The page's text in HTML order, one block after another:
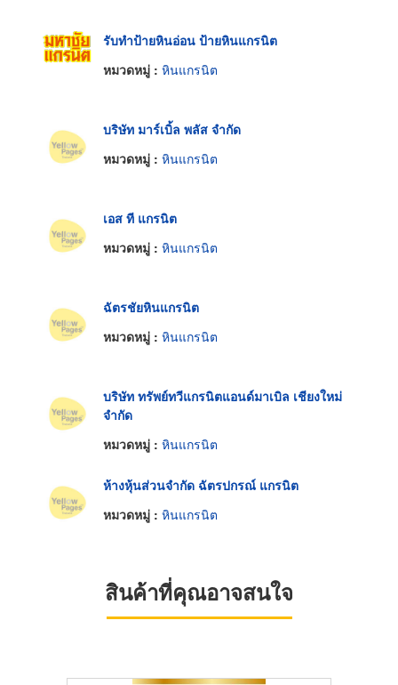
รับทำป้ายหินอ่อน ป้ายหินแกรนิต
หมวดหมู่ : หินแกรนิต
บริษัท มาร์เบิ้ล พลัส จำกัด
หมวดหมู่ : หินแกรนิต
เอส ที แกรนิต
หมวดหมู่ : หินแกรนิต
ฉัตรชัยหินแกรนิต
หมวดหมู่ : หินแกรนิต
บริษัท ทรัพย์ทวีแกรนิตแอนด์มาเบิล เชียงใหม่
จำกัด
หมวดหมู่ : หินแกรนิต
ห้างหุ้นส่วนจำกัด ฉัตรปกรณ์ แกรนิต
หมวดหมู่ : หินแกรนิต
สินค้าที่คุณอาจสนใจ